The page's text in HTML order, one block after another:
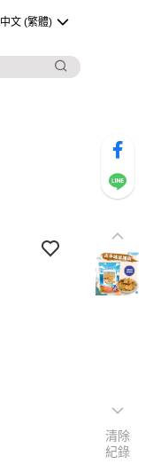
中文 (繁體)
清除
紀錄